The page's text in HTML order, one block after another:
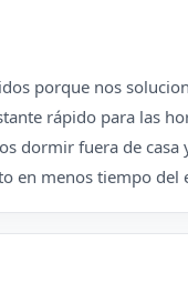
porque nos
rápido para las
dormir fuera de casa
en menos tiempo del